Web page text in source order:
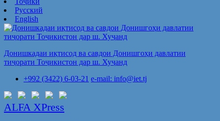
Русский
English
Донишкадаи иқтисод ва савдои Донишгоҳи давлатии
тиҷорати Тоҷикистон дар ш. Хуҷанд
+992 (3422) 6-03-21 e-mail: info@iet.tj
ALFA XPress